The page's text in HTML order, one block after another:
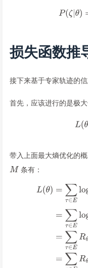
损失函数推
接下来基于专家轨迹的
首先，应该进行的是极
带入上面最大熵优化的
条有：